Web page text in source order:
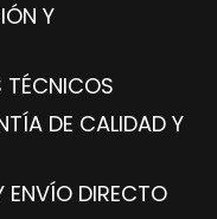
Y
TÉCNICOS
DE CALIDAD Y
ENVÍO DIRECTO